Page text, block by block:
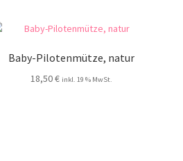
Baby-Pilotenmütze, natur
18,50€ inkl. 19 % MwSt.